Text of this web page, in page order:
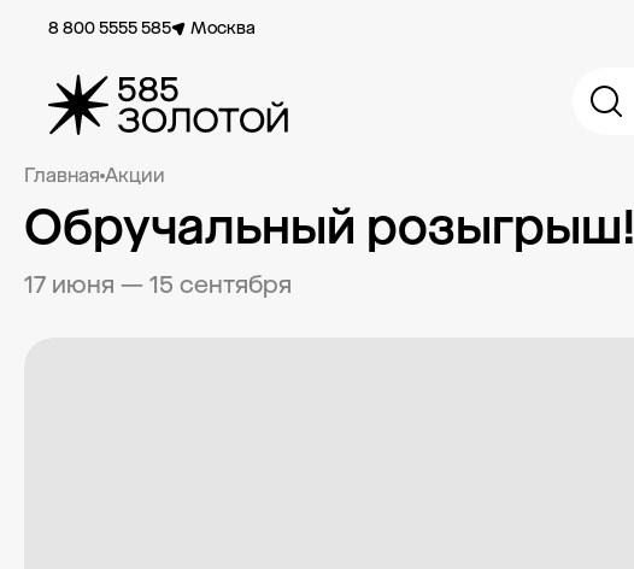
8 800 5555 585 Москва
Главная Акции
Обручальный розыгрыш!
17 июня — 15 сентября